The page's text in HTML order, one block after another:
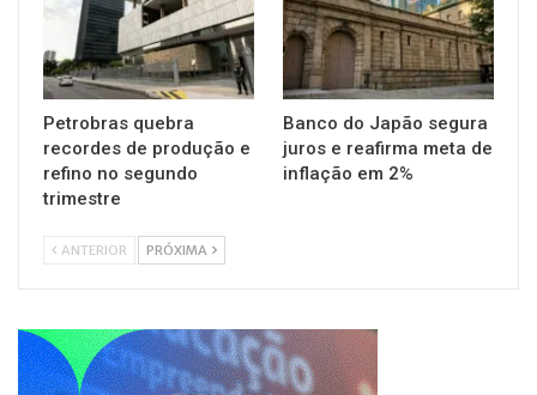
Petrobras quebra
recordes de produção e
refino no segundo
trimestre
Banco do Japão segura
juros e reafirma meta de
inflação em 2%
ANTERIOR PRÓXIMA